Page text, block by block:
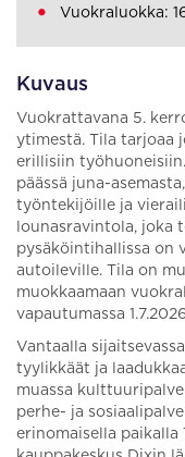
Kuvaus
Vuokrattavana 5.
ytimestä. Tila tarjoaa
erillisiin
päässä juna-
työntekijöille ja
lounasravintola, joka
pysäköintihallissa on
autoileville. Tila on
muokkaamaan
vapautumassa
Vantaalla
tyylikkäät ja
muassa
perhe- ja
erinomaisella paikalla
Vuokraluokka: